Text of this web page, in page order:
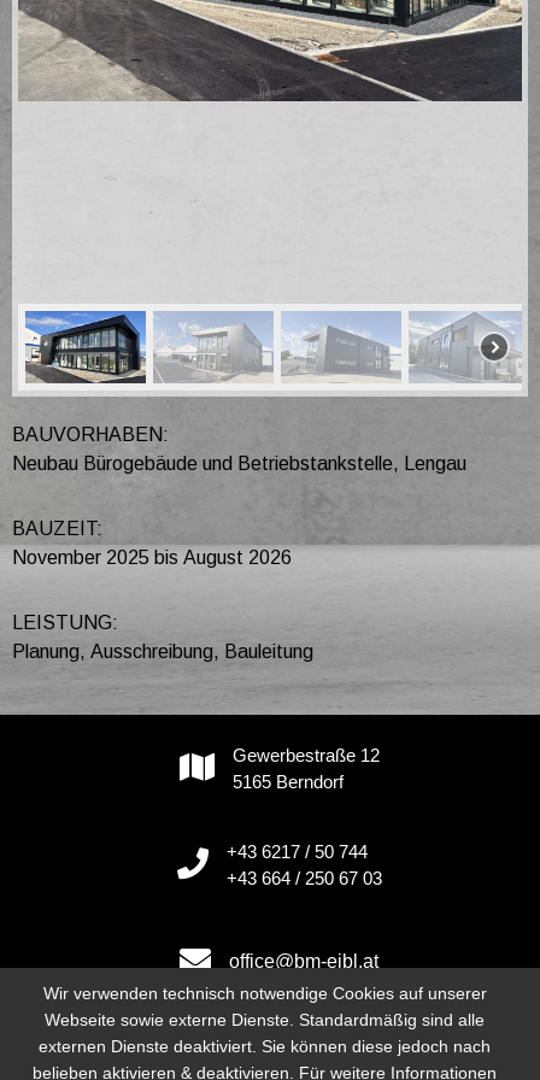
BAUVORHABEN:
Neubau Bürogebäude und Betriebstankstelle, Lengau
BAUZEIT:
November 2025 bis August 2026
LEISTUNG:
Planung, Ausschreibung, Bauleitung
Gewerbestraße 12
5165 Berndorf
+43 6217 / 50 744
+43 664 / 250 67 03
office@bm-eibl.at
Instagram
Wir verwenden technisch notwendige Cookies auf unserer
Webseite sowie externe Dienste. Standardmäßig sind alle
externen Dienste deaktiviert. Sie können diese jedoch nach
belieben aktivieren & deaktivieren. Für weitere Informationen